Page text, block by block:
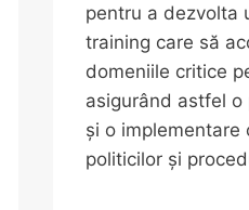
pentru a dezvolta
training care să
domeniile critice
asigurând astfel
și o implementare
politicilor și